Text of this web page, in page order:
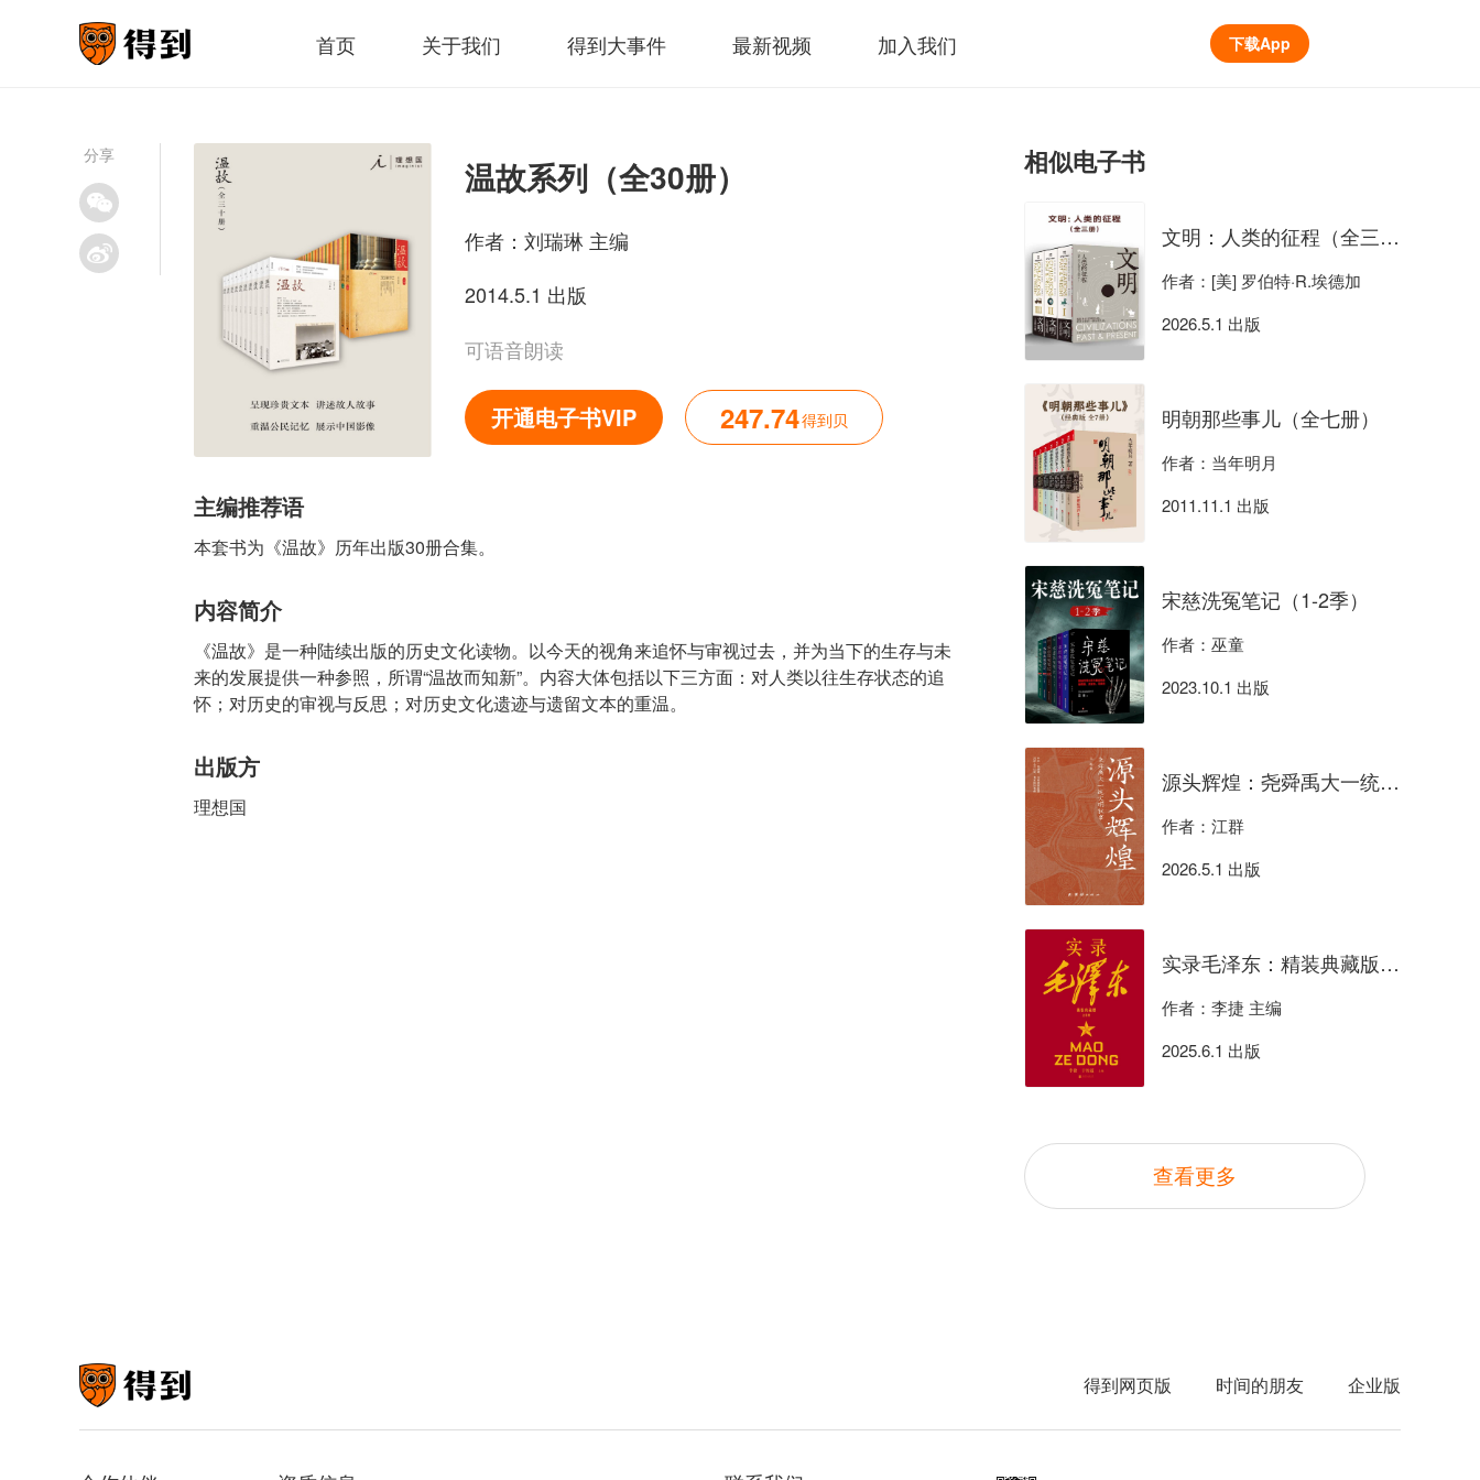
首页 关于我们 得到大事件 最新视频 加入我们 下载App
分享
温故系列（全30册）
作者： 刘瑞琳 主编
2014.5.1 出版
可语音朗读
开通电子书VIP 247.74得到贝
主编推荐语
本套书为《温故》历年出版30册合集。
内容简介
《温故》是一种陆续出版的历史文化读物。以今天的视角来追怀与审视过去，并为当下的生存与未
来的发展提供一种参照，所谓“温故而知新”。内容大体包括以下三方面：对人类以往生存状态的追
怀；对历史的审视与反思；对历史文化遗迹与遗留文本的重温。
出版方
理想国
相似电子书
文明：人类的征程（全三册）
作者：[美] 罗伯特·R.埃德加
2026.5.1 出版
明朝那些事儿（全七册）
作者：当年明月
2011.11.1 出版
宋慈洗冤笔记（1-2季）
作者：巫童
2023.10.1 出版
源头辉煌：尧舜禹大一统文明叙事
作者：江群
2026.5.1 出版
实录毛泽东：精装典藏版（全四册）
作者：李捷 主编
2025.6.1 出版
查看更多
得到网页版 时间的朋友 企业版